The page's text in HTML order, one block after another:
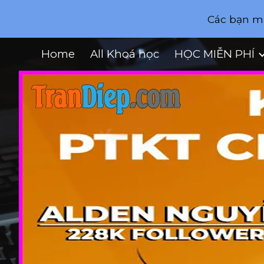
Các bạn
Home All Khoá học HỌC MIỄN PHÍ